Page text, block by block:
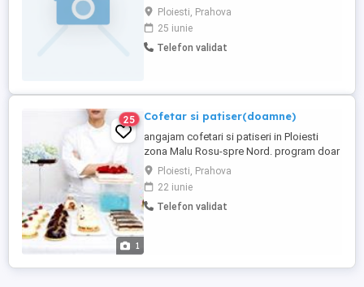
in țară; Abilități pentru lucru la înălțime;
Carnet conducere categoria B -
obligatoriu; Disponibilitate pentru
program prelungit; Absolvent studii
Ploiesti, Prahova
25 iunie
Telefon validat
1
25 Cofetar si patiser(doamne)
angajam cofetari si patiseri in Ploiesti
zona Malu Rosu-spre Nord. program doar
schimbul 1. Nu se lucreaza noaptea. Daca
considerati ca nu sunteti potrivita, dar
cunoasteti pe cineva care si-ar dori
aceasta oportunitate si s-ar incadra in
Ploiesti, Prahova
22 iunie
Telefon validat